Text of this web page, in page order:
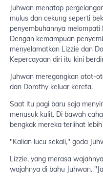
Juhwan menatap
mulus dan cekung seperti
penyembuhannya
Dengan kemampuan
menyelamatkan Lizzie dan
Kepercayaan diri itu kini
Juhwan meregangkan otot-
dan Dorothy keluar kereta.
Saat itu pagi baru saja
menusuk kulit. Di bawah
bengkak mereka terlihat
"Kalian lucu sekali," goda
Lizzie, yang merasa
wajahnya di bahu Juhwan.